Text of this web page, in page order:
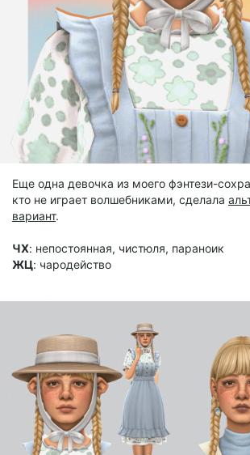
Еще одна девочка из моего фэнтези-
кто не играет волшебниками, сделала
вариант.
ЧХ: непостоянная, чистюля, параноик
ЖЦ: чародейство